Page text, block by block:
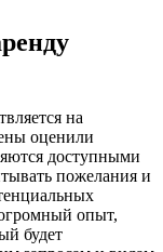
на
оценили
доступными
пожелания и
опыт,
будет